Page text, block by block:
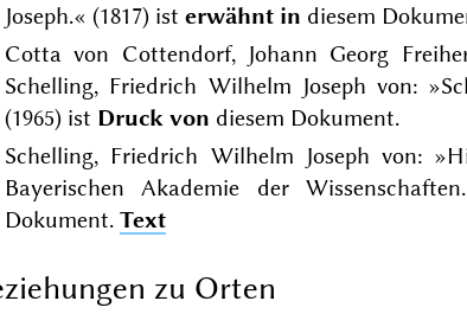
Joseph.« (1817) ist erwähnt in diesem
Cotta von Cottendorf, Johann Georg
Schelling, Friedrich Wilhelm Joseph von:
(1965) ist Druck von diesem Dokument.
Schelling, Friedrich Wilhelm Joseph von:
Bayerischen Akademie der
Dokument. Text
zu Orten